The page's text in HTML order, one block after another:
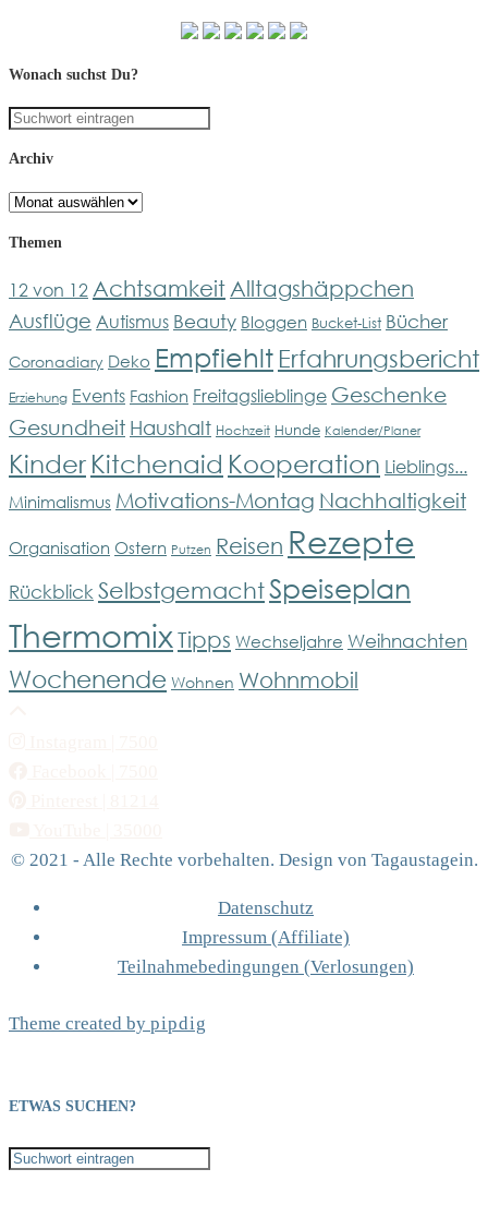
Wonach suchst Du?
Archiv
Archiv
Themen
12 von 12 Achtsamkeit Alltagshäppchen
Ausflüge Autismus Beauty Bloggen Bucket-List Bücher
Coronadiary Deko Empfiehlt Erfahrungsbericht
Erziehung Events Fashion Freitagslieblinge Geschenke
Gesundheit Haushalt Hochzeit Hunde Kalender/Planer
Kinder Kitchenaid Kooperation Lieblings...
Minimalismus Motivations-Montag Nachhaltigkeit
Organisation Ostern Putzen Reisen Rezepte
Rückblick SelbstgemachtSpeiseplan
Thermomix Tipps Wechseljahre Weihnachten
Wochenende Wohnen Wohnmobil
© 2021 - Alle Rechte vorbehalten. Design von Tagaustagein.
Datenschutz
Impressum (Affiliate)
Teilnahmebedingungen (Verlosungen)
Theme created by pipdig
ETWAS SUCHEN?